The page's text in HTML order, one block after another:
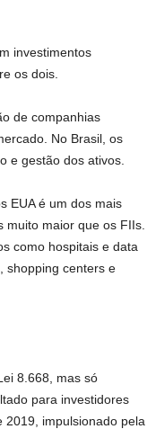
investimentos
os dois.
de companhias
No Brasil, os
e gestão dos ativos.
EUA é um dos mais
muito maior que os FIIs.
como hospitais e data
shopping centers e
8.668, mas só
para investidores
2019, impulsionado pela